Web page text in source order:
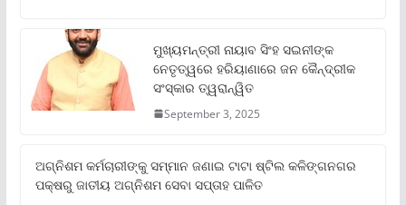
ମୁଖ୍ୟମନ୍ତ୍ରୀ ନାୟାବ ସିଂହ ସଇନୀଙ୍କ
ନେତୃତ୍ୱରେ ହରିୟାଣାରେ ଜନ କୈନ୍ଦ୍ରୀକ
ସଂସ୍କାର ତ୍ୱରାନ୍ୱିତ
September 3, 2025
ଅଗ୍ନିଶମ କର୍ମଚାରୀଙ୍କୁ ସମ୍ମାନ ଜଣାଇ ଟାଟା ଷ୍ଟିଲ କଳିଙ୍ଗନଗର
ପକ୍ଷରୁ ଜାତୀୟ ଅଗ୍ନିଶମ ସେବା ସପ୍ତାହ ପାଳିତ